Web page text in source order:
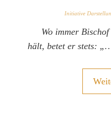
Initiative
Wo immer Bischof
hält, betet er stets: